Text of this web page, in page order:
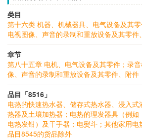
类目
第十六类 机器、机械器具、电气设备及其零
电视图像、声音的录制和重放设备及其零件
章节
第八十五章 电机、电气设备及其零件；录
像、声音的录制和重放设备及其零件、附件
品目「8516」
电热的快速热水器、储存式热水器、浸入
热器及土壤加热器；电热的理发器具（例如
电热发钳）及干手器；电熨斗；其他家用
品目8545的货品除外